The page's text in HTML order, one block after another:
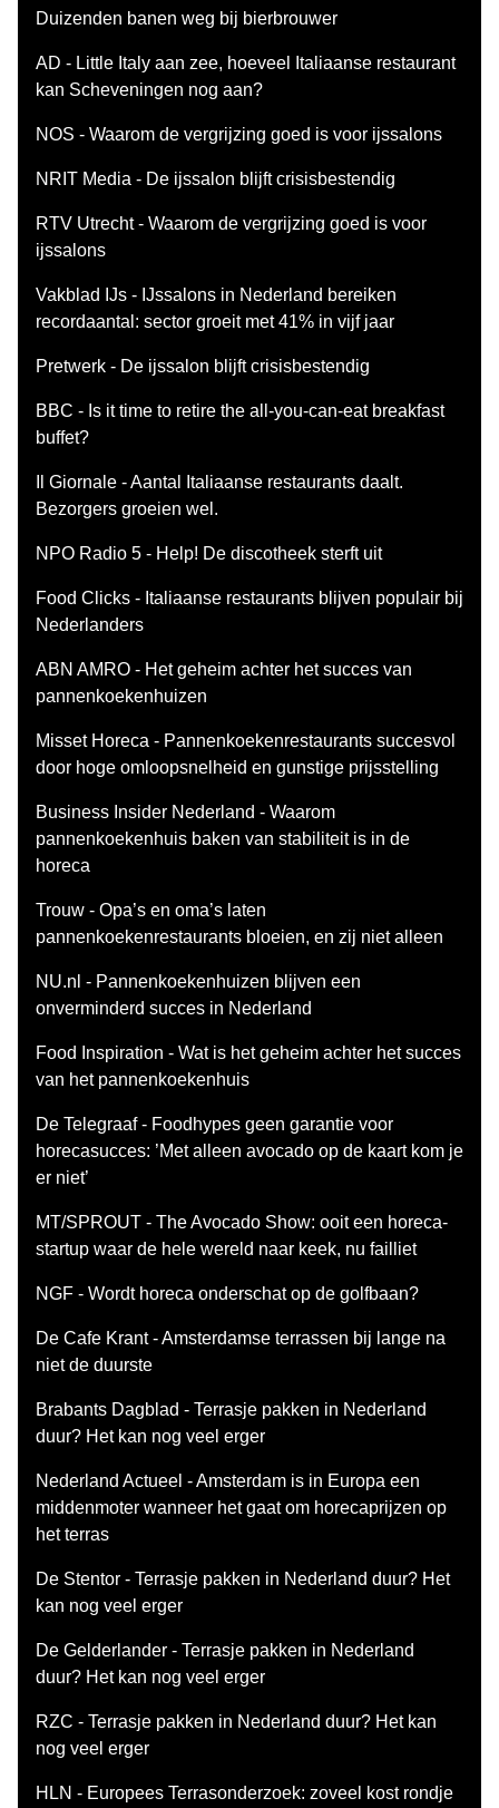
Duizenden banen weg bij bierbrouwer
AD - Little Italy aan zee, hoeveel Italiaanse restaurant
kan Scheveningen nog aan?
NOS - Waarom de vergrijzing goed is voor ijssalons
NRIT Media - De ijssalon blijft crisisbestendig
RTV Utrecht - Waarom de vergrijzing goed is voor
ijssalons
Vakblad IJs - IJssalons in Nederland bereiken
recordaantal: sector groeit met 41% in vijf jaar
Pretwerk - De ijssalon blijft crisisbestendig
BBC - Is it time to retire the all-you-can-eat breakfast
buffet?
Il Giornale - Aantal Italiaanse restaurants daalt.
Bezorgers groeien wel.
NPO Radio 5 - Help! De discotheek sterft uit
Food Clicks - Italiaanse restaurants blijven populair bij
Nederlanders
ABN AMRO - Het geheim achter het succes van
pannenkoekenhuizen
Misset Horeca - Pannenkoekenrestaurants succesvol
door hoge omloopsnelheid en gunstige prijsstelling
Business Insider Nederland - Waarom
pannenkoekenhuis baken van stabiliteit is in de
horeca
Trouw - Opa’s en oma’s laten
pannenkoekenrestaurants bloeien, en zij niet alleen
NU.nl - Pannenkoekenhuizen blijven een
onverminderd succes in Nederland
Food Inspiration - Wat is het geheim achter het succes
van het pannenkoekenhuis
De Telegraaf - Foodhypes geen garantie voor
horecasucces: ’Met alleen avocado op de kaart kom je
er niet’
MT/SPROUT - The Avocado Show: ooit een horeca-
startup waar de hele wereld naar keek, nu failliet
NGF - Wordt horeca onderschat op de golfbaan?
De Cafe Krant - Amsterdamse terrassen bij lange na
niet de duurste
Brabants Dagblad - Terrasje pakken in Nederland
duur? Het kan nog veel erger
Nederland Actueel - Amsterdam is in Europa een
middenmoter wanneer het gaat om horecaprijzen op
het terras
De Stentor - Terrasje pakken in Nederland duur? Het
kan nog veel erger
De Gelderlander - Terrasje pakken in Nederland
duur? Het kan nog veel erger
RZC - Terrasje pakken in Nederland duur? Het kan
nog veel erger
HLN - Europees Terrasonderzoek: zoveel kost rondje